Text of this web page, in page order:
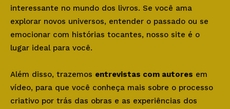
interessante no mundo dos livros. Se você ama
explorar novos universos, entender o passado ou se
emocionar com histórias tocantes, nosso site é o
lugar ideal para você.
Além disso, trazemos entrevistas com autores em
vídeo, para que você conheça mais sobre o processo
criativo por trás das obras e as experiências dos